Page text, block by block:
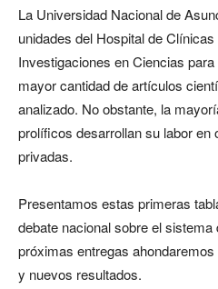
La Universidad Nacional de
unidades del Hospital de
Investigaciones en Ciencias
mayor cantidad de artículos
analizado. No obstante, la
prolíficos desarrollan su labor en
privadas.
Presentamos estas primeras
debate nacional sobre el
próximas entregas
y nuevos resultados.